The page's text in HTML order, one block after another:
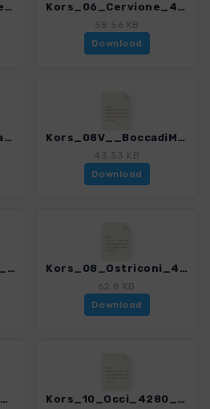
Kors_06V__Cervione_4280_18.gpx Kors_06_Cervione_4280_18.gpx
58.56 KB
Download
Kors_07_Punta Caldane_4280_18.gpx Kors_08V__BoccadiMercuriu_4280_18.gpx
43.53 KB
Download
Kors_08V__Terricie_4280_18.gpx Kors_08_Ostriconi_4280_18.gpx
62.8 KB
Download
Kors_09_MonteAstu_4280_18.gpx Kors_10_Occi_4280_18.gpx